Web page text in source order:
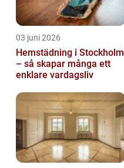
03 juni 2026
Hemstädning i Stockholm
– så skapar många ett
enklare vardagsliv